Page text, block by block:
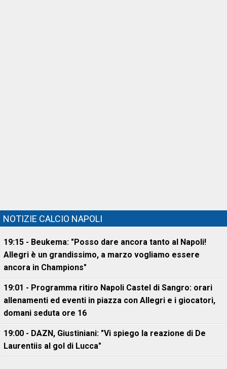
NOTIZIE CALCIO NAPOLI
19:15 - Beukema: "Posso dare ancora tanto al Napoli!
Allegri è un grandissimo, a marzo vogliamo essere
ancora in Champions"
19:01 - Programma ritiro Napoli Castel di Sangro: orari
allenamenti ed eventi in piazza con Allegri e i giocatori,
domani seduta ore 16
19:00 - DAZN, Giustiniani: "Vi spiego la reazione di De
Laurentiis al gol di Lucca"